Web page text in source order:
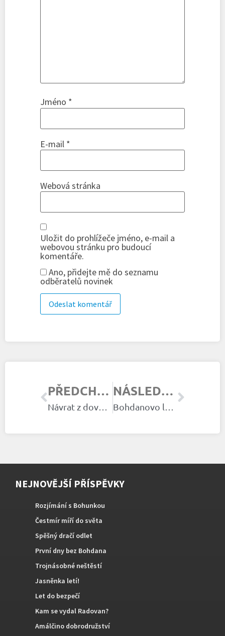
Jméno *
E-mail *
Webová stránka
Uložit do prohlížeče jméno, e-mail a
webovou stránku pro budoucí
komentáře.
Ano, přidejte mě do seznamu
odběratelů novinek
PŘEDCHOZÍ ČLÁNEK NÁSLEDUJÍCÍ ČLÁNEK
NEJNOVĚJŠÍ PŘÍSPĚVKY
Rozjímání s Bohunkou
Čestmír míří do světa
Spěšný dračí odlet
První dny bez Bohdana
Trojnásobné neštěstí
Jasněnka letí!
Let do bezpečí
Kam se vydal Radovan?
Amálčino dobrodružství